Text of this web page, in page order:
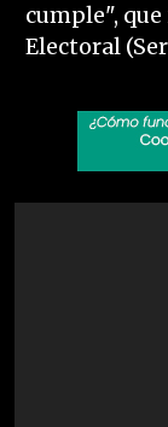
cumple",
Electoral